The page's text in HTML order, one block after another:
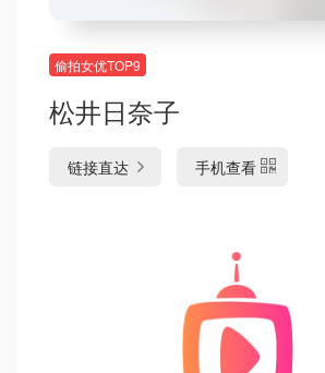
偷拍女优TOP9
松井日奈子
链接直达 手机查看